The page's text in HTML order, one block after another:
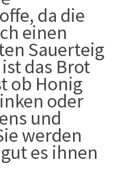
da die
einen
Sauerteig
das Brot
ob Honig
oder
und
werden
es ihnen